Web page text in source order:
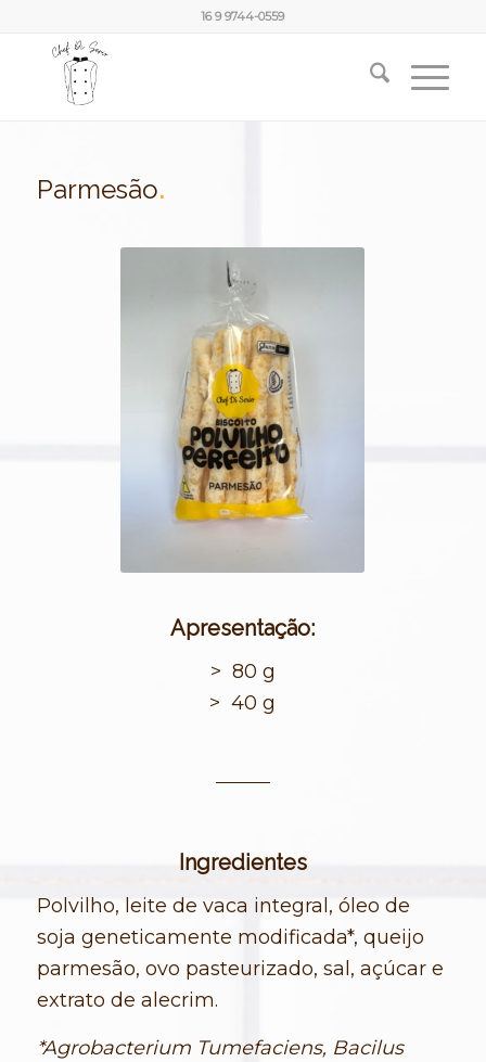
16 9 9744-0559
Parmesão.
Apresentação:
> 80 g
> 40 g
Ingredientes
Polvilho, leite de vaca integral, óleo de
soja geneticamente modificada*, queijo
parmesão, ovo pasteurizado, sal, açúcar e
extrato de alecrim.
*Agrobacterium Tumefaciens, Bacilus